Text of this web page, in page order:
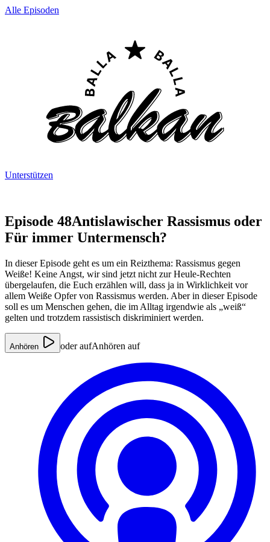
Alle Episoden
Unterstützen
Episode 48Antislawischer Rassismus oder
Für immer Untermensch?
In dieser Episode geht es um ein Reizthema: Rassismus gegen
Weiße! Keine Angst, wir sind jetzt nicht zur Heule-Rechten
übergelaufen, die Euch erzählen will, dass ja in Wirklichkeit vor
allem Weiße Opfer von Rassismus werden. Aber in dieser Episode
soll es um Menschen gehen, die im Alltag irgendwie als „weiß“
gelten und trotzdem rassistisch diskriminiert werden.
Anhören oder aufAnhören auf